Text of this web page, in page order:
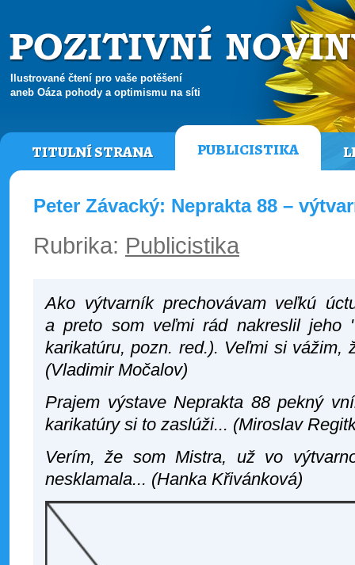
Ilustrované čtení pro vaše potěšení
aneb Oáza pohody a optimismu na síti
TITULNÍ STRANA PUBLICISTIKA
Peter Závacký: Neprakta 88 –
Rubrika: Publicistika
Ako výtvarník prechovávam veľkú
a preto som veľmi rád nakreslil jeho
karikatúru, pozn. red.). Veľmi si vážim,
(Vladimir Močalov)
Prajem výstave Neprakta 88 pekný
karikatúry si to zaslúži... (Miroslav
Verím, že som Mistra, už vo
nesklamala... (Hanka Křivánková)